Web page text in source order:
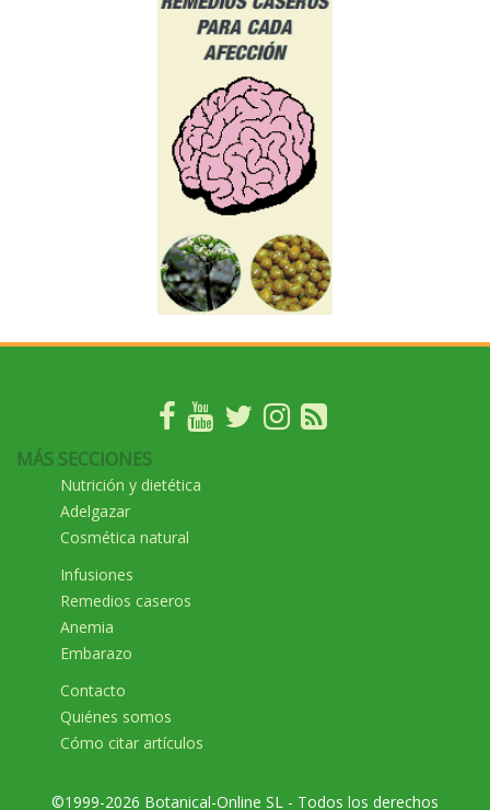
MÁS SECCIONES
Nutrición y dietética
Adelgazar
Cosmética natural
Infusiones
Remedios caseros
Anemia
Embarazo
Contacto
Quiénes somos
Cómo citar artículos
©1999-2026 Botanical-Online SL - Todos los derechos